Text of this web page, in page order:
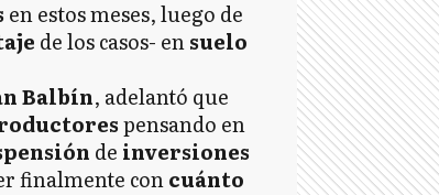
en estos meses, luego de
de los casos- ensuelo
Balbín, adelantó que
pensando en
de inversiones
finalmente concuánto